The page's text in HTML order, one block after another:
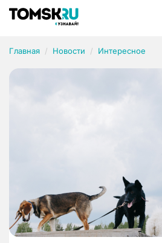
Главная Новости Интересное